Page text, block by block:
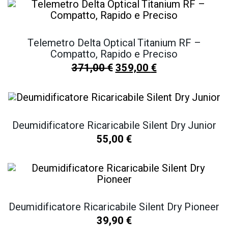
Telemetro Delta Optical Titanium RF –
Compatto, Rapido e Preciso
371,00€Il
originale
era:
359,00€Il
attuale
è:
Deumidificatore Ricaricabile Silent Dry Junior
55,00 €
Deumidificatore Ricaricabile Silent Dry Pioneer
39,90 €